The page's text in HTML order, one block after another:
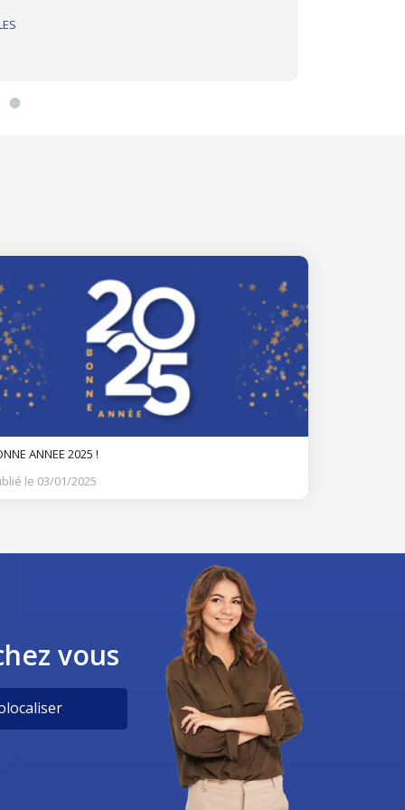
ANNEE 2025 !
le 03/01/2025
vous